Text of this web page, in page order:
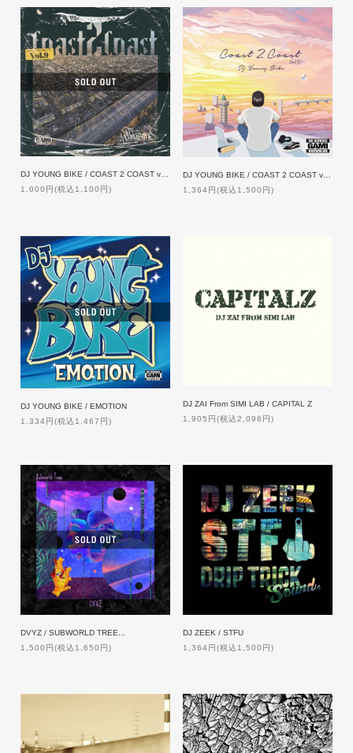
DJ YOUNG BIKE / COAST 2 COAST vol.9
1,000円(税込1,100円)
1,364円(税込1,500円)
DJ YOUNG BIKE / EMOTION
1,334円(税込1,467円)
DJ ZAI From SIMI LAB / CAPITAL Z
1,905円(税込2,096円)
DVYZ / SUBWORLD TREE...
1,500円(税込1,650円)
DJ ZEEK / STFU
1,364円(税込1,500円)